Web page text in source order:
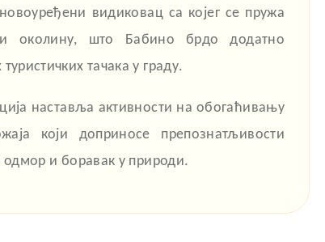
видиковац са којег се пружа
околину, што Бабино брдо додатно
тачака у граду.
наставља активности на обогаћивању
који доприносе препознатљивости
одмор и боравак у природи.